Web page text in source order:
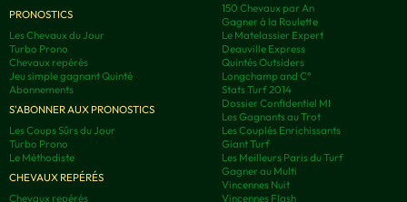
PRONOSTICS
Les Chevaux du Jour
Turbo Prono
Chevaux repérés
Jeu simple gagnant Quinté
Abonnements
S'ABONNER AUX PRONOSTICS
Les Coups Sûrs du Jour
Turbo Prono
Le Méthodiste
CHEVAUX REPÉRÉS
Chevaux repérés
150 Chevaux par An
Gagner à la Roulette
Le Matelassier Expert
Deauville Express
Quintés Outsiders
Longchamp and C°
Stats Turf 2014
Dossier Confidentiel MI
Les Gagnants au Trot
Les Couplés Enrichissants
Giant Turf
Les Meilleurs Paris du Turf
Gagner au Multi
Vincennes Nuit
Vincennes Flash